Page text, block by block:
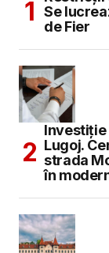
Se
de Fier
Investiție
Lugoj.
strada
în